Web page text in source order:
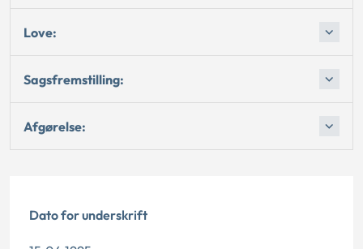
Love:
Sagsfremstilling:
Afgørelse:
Dato for underskrift